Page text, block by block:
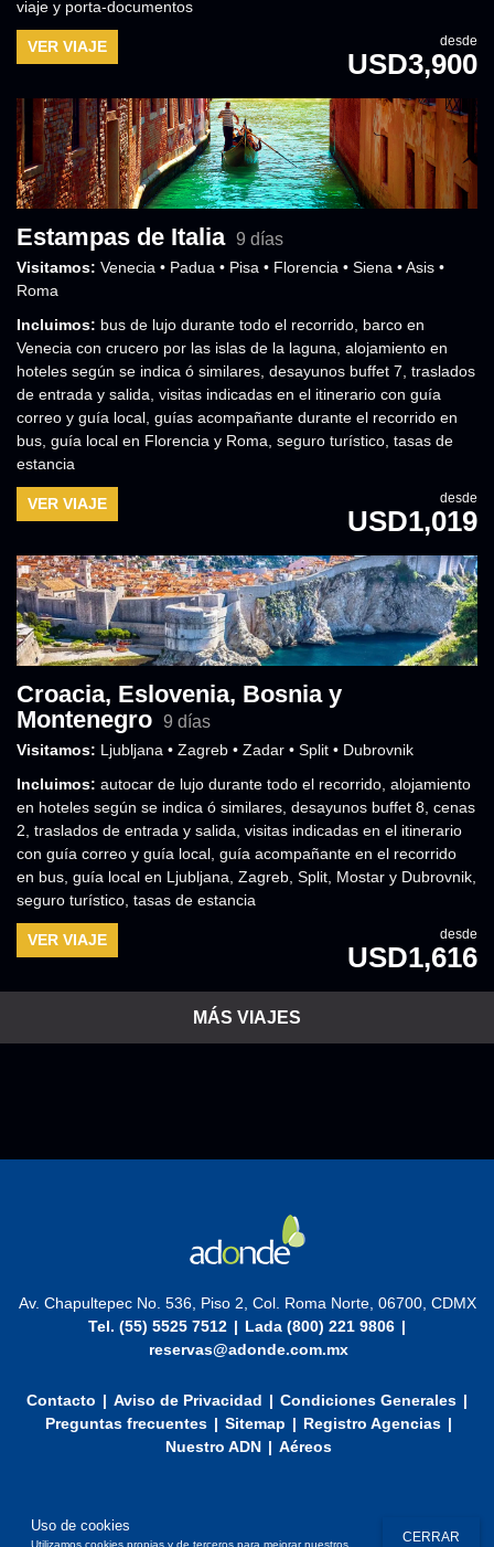
viaje y porta-documentos
VER VIAJE desde
USD3,900
Estampas de Italia 9 días
Visitamos: Venecia • Padua • Pisa • Florencia • Siena • Asis •
Roma
Incluimos: bus de lujo durante todo el recorrido, barco en
Venecia con crucero por las islas de la laguna alojamiento en
hoteles según se indica ó similares desayunos buffet 7 traslados
de entrada y salida visitas indicadas en el itinerario con guía
correo y guía local guías acompañante durante el recorrido en
bus, guía local en Florencia y Roma seguro turístico tasas de
estancia
VER VIAJE desde
USD1,019
Croacia, Eslovenia, Bosnia y
Montenegro 9 días
Visitamos: Ljubljana • Zagreb • Zadar • Split • Dubrovnik
Incluimos: autocar de lujo durante todo el recorrido alojamiento
en hoteles según se indica ó similares desayunos buffet 8, cenas
2 traslados de entrada y salida visitas indicadas en el itinerario
con guía correo y guía local guía acompañante en el recorrido
en bus, guía local en Ljubljana, Zagreb, Split, Mostar y Dubrovnik
seguro turístico tasas de estancia
VER VIAJE desde
USD1,616
MÁS VIAJES
Av. Chapultepec No. 536, Piso 2, Col. Roma Norte, 06700, CDMX
Tel. (55) 5525 7512 | Lada (800) 221 9806 |
reservas@adonde.com.mx
Contacto | Aviso de Privacidad | Condiciones Generales |
Preguntas frecuentes | Sitemap | Registro Agencias |
Nuestro ADN | Aéreos
Uso de cookies
Utilizamos cookies propias y de terceros para mejorar nuestros CERRAR